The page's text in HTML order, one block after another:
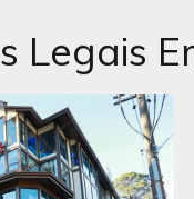
Legais